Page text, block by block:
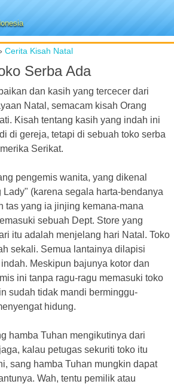
Cerita Kisah Natal
Serba Ada
dan kasih yang tercecer dari
Natal, semacam kisah Orang
Kisah tentang kasih yang indah ini
di gereja, tetapi di sebuah toko serba
Serikat.
pengemis wanita, yang dikenal
(karena segala harta-bendanya
tas yang ia jinjing kemana-mana
sebuah Dept. Store yang
itu adalah menjelang hari Natal. Toko
sekali. Semua lantainya dilapisi
Meskipun bajunya kotor dan
ini tanpa ragu-ragu memasuki toko
sudah tidak mandi berminggu-
hidung.
hamba Tuhan mengikutinya dari
kalau petugas sekuriti toko itu
sang hamba Tuhan mungkin dapat
Wah, tentu pemilik atau